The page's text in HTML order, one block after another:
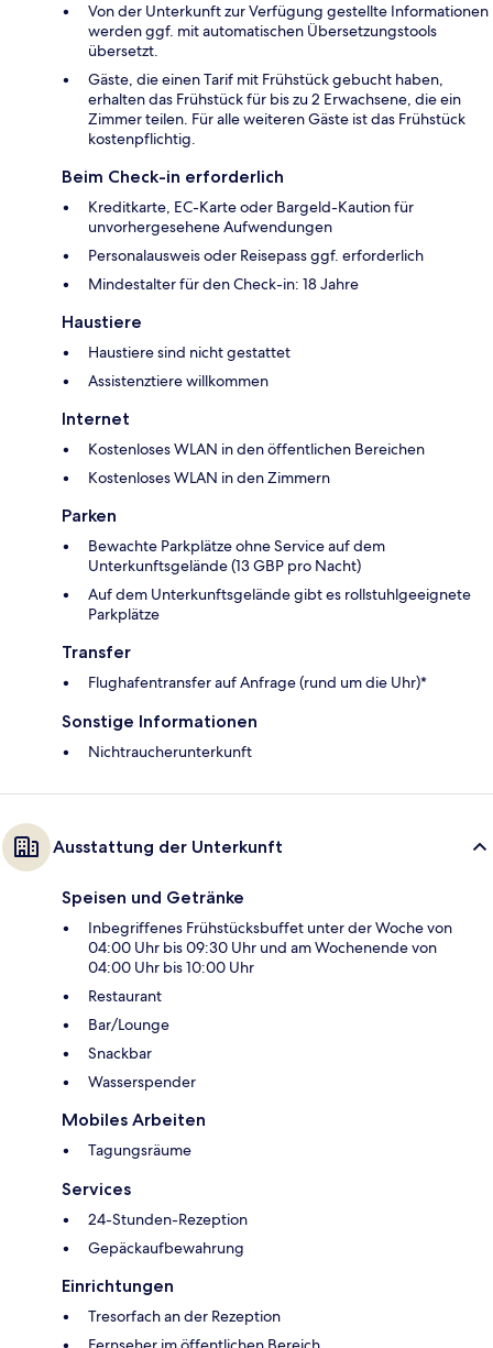
Von der Unterkunft zur Verfügung gestellte Informationen
werden ggf. mit automatischen Übersetzungstools
übersetzt.
Gäste, die einen Tarif mit Frühstück gebucht haben,
erhalten das Frühstück für bis zu 2 Erwachsene, die ein
Zimmer teilen. Für alle weiteren Gäste ist das Frühstück
kostenpflichtig.
Beim Check-in erforderlich
Kreditkarte, EC-Karte oder Bargeld-Kaution für
unvorhergesehene Aufwendungen
Personalausweis oder Reisepass ggf. erforderlich
Mindestalter für den Check-in: 18 Jahre
Haustiere
Haustiere sind nicht gestattet
Assistenztiere willkommen
Internet
Kostenloses WLAN in den öffentlichen Bereichen
Kostenloses WLAN in den Zimmern
Parken
Bewachte Parkplätze ohne Service auf dem
Unterkunftsgelände (13 GBP pro Nacht)
Auf dem Unterkunftsgelände gibt es rollstuhlgeeignete
Parkplätze
Transfer
Flughafentransfer auf Anfrage (rund um die Uhr)*
Sonstige Informationen
Nichtraucherunterkunft
Ausstattung der Unterkunft
Speisen und Getränke
Inbegriffenes Frühstücksbuffet unter der Woche von
04:00 Uhr bis 09:30 Uhr und am Wochenende von
04:00 Uhr bis 10:00 Uhr
Restaurant
Bar/Lounge
Snackbar
Wasserspender
Mobiles Arbeiten
Tagungsräume
Services
24-Stunden-Rezeption
Gepäckaufbewahrung
Einrichtungen
Tresorfach an der Rezeption